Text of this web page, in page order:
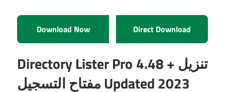
Download Now Direct Download
Directory Lister Pro 4.48 + تنزيل
مفتاح التسجيل Updated 2023